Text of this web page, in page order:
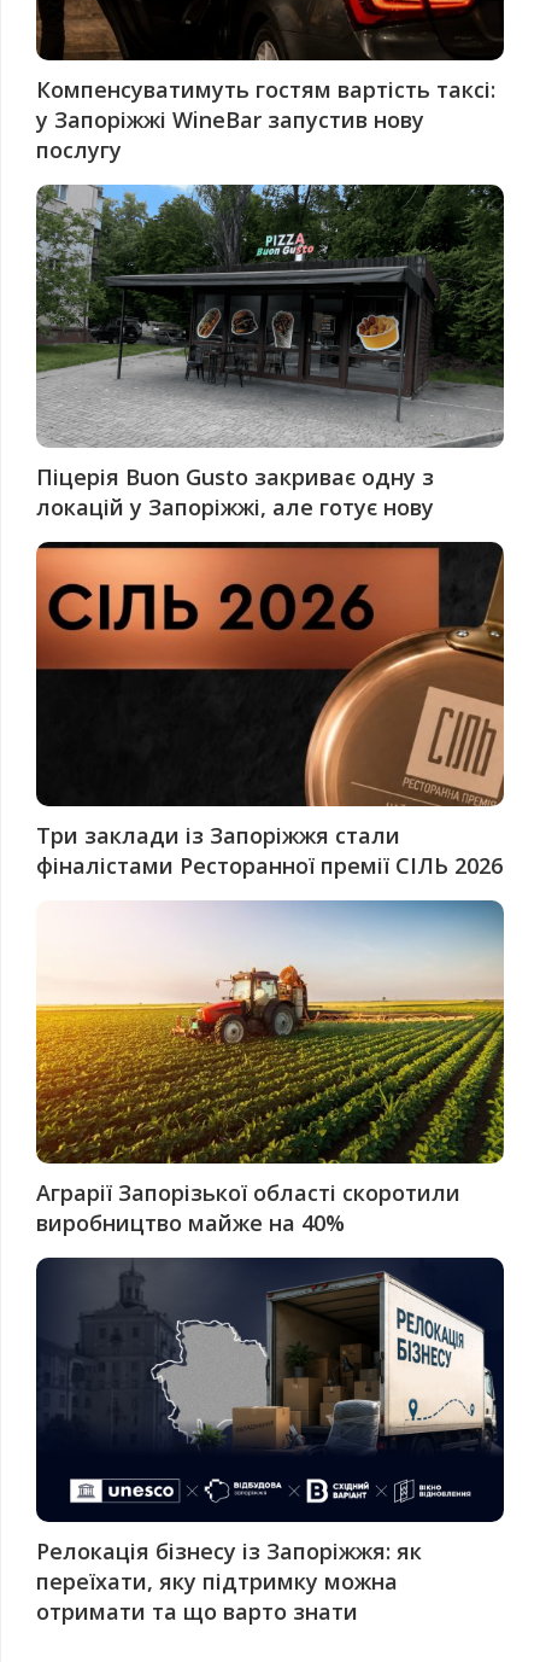
Компенсуватимуть гостям вартість таксі:
у Запоріжжі WineBar запустив нову
послугу
Піцерія Buon Gusto закриває одну з
локацій у Запоріжжі, але готує нову
Три заклади із Запоріжжя стали
фіналістами Ресторанної премії СІЛЬ 2026
Аграрії Запорізької області скоротили
виробництво майже на 40%
Релокація бізнесу із Запоріжжя: як
переїхати, яку підтримку можна
отримати та що варто знати